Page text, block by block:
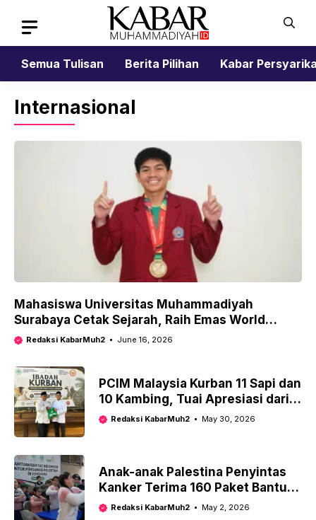
content
Semua Tulisan
Berita Pilihan Kabar
Internasional
Mahasiswa Universitas Muhammadiyah
Surabaya Cetak Sejarah, Raih Emas World
Climbing Series 2026
Redaksi KabarMuh2 June 16, 2026
PCIM Malaysia Kurban 11 Sapi dan
10 Kambing, Tuai Apresiasi dari
Dubes KBRI Kuala Lumpur
Redaksi KabarMuh2 May 30, 2026
Anak-anak Palestina Penyintas
Kanker Terima 160 Paket Bantuan
Kemanusiaan dari LAZISMU di
Redaksi KabarMuh2 May 2, 2026